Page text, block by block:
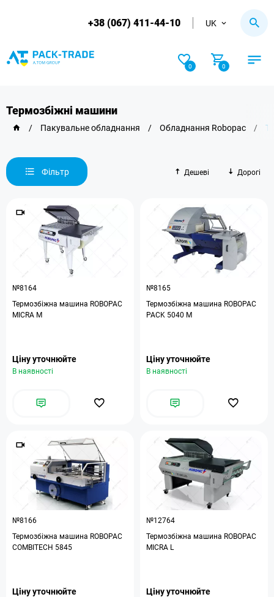
+38 (067) 411-44-10 UK
0 0
Термозбіжні машини
/ Пакувальне обладнання / Обладнання Robopac /
Фільтр Дешеві Дорогі
№8164
Термозбіжна машина ROBOPAC
MICRA M
Ціну уточнюйте
В наявності
№8165
Термозбіжна машина ROBOPAC
PACK 5040 M
Ціну уточнюйте
В наявності
№8166
Термозбіжна машина ROBOPAC
COMBITECH 5845
Ціну уточнюйте
№12764
Термозбіжна машина ROBOPAC
MICRA L
Ціну уточнюйте